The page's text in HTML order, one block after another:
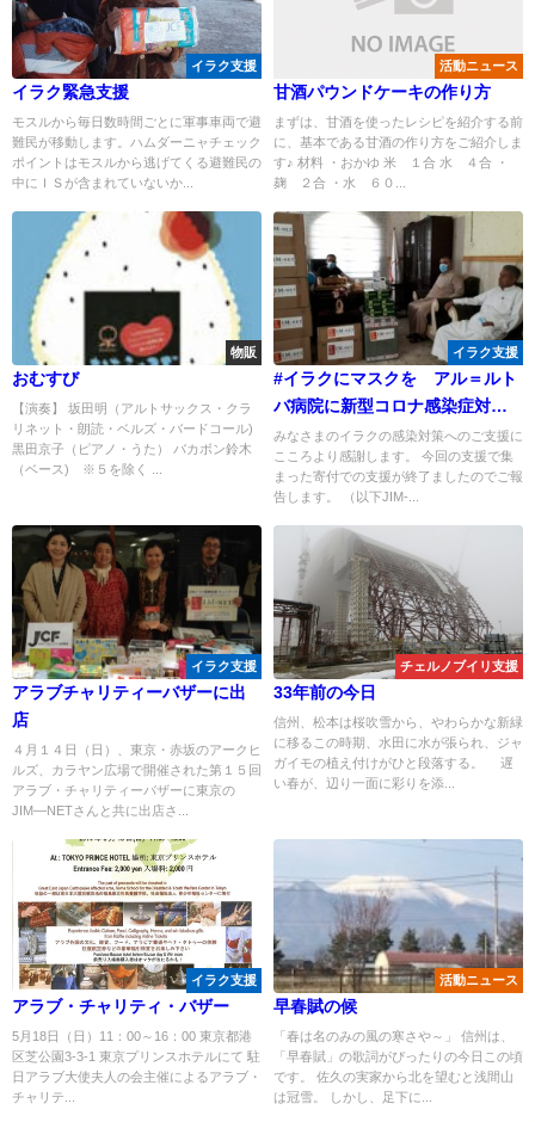
イラク支援
イラク緊急支援
モスルから毎日数時間ごとに軍事車両で避
難民が移動します。ハムダーニャチェック
ポイントはモスルから逃げてくる避難民の
中にＩＳが含まれていないか...
活動ニュース
甘酒パウンドケーキの作り方
まずは、甘酒を使ったレシピを紹介する前
に、基本である甘酒の作り方をご紹介しま
す♪ 材料 ・おかゆ 米 １合 水 ４合 ・
麹 ２合 ・水 ６０...
物販
おむすび
【演奏】 坂田明（アルトサックス・クラ
リネット・朗読・ベルズ・バードコール)
黒田京子（ピアノ・うた） バカボン鈴木
（ベース) ※５を除く ...
イラク支援
#イラクにマスクを アル＝ルト
バ病院に新型コロナ感染症対策
物資を届けました
みなさまのイラクの感染対策へのご支援に
こころより感謝します。 今回の支援で集
まった寄付での支援が終了ましたのでご報
告します。 （以下JIM-...
イラク支援
アラブチャリティーバザーに出
店
４月１４日（日）、東京・赤坂のアークヒ
ルズ、カラヤン広場で開催された第１５回
アラブ・チャリティーバザーに東京の
JIM―NETさんと共に出店さ...
チェルノブイリ支援
33年前の今日
信州、松本は桜吹雪から、やわらかな新緑
に移るこの時期、水田に水が張られ、ジャ
ガイモの植え付けがひと段落する。 遅
い春が、辺り一面に彩りを添...
イラク支援
アラブ・チャリティ・バザー
5月18日（日）11：00～16：00 東京都港
区芝公園3-3-1 東京プリンスホテルにて 駐
日アラブ大使夫人の会主催によるアラブ・
チャリテ...
活動ニュース
早春賦の候
「春は名のみの風の寒さや～」 信州は、
「早春賦」の歌詞がぴったりの今日この頃
です。 佐久の実家から北を望むと浅間山
は冠雪。 しかし、足下に...